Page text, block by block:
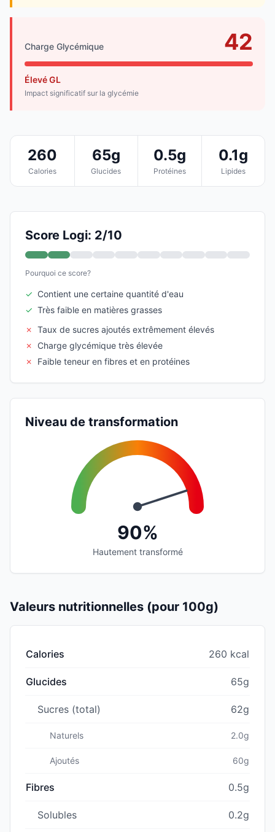
Charge Glycémique 42
Élevé GL
Impact significatif sur la glycémie
260
Calories
65g
Glucides
0.5g
Protéines
0.1g
Lipides
Score Logi: 2/10
Pourquoi ce score?
✓ Contient une certaine quantité d'eau
✓ Très faible en matières grasses
✗ Taux de sucres ajoutés extrêmement élevés
✗
Charge glycémique très élevée
✗
Faible teneur en fibres et en protéines
Niveau de transformation
90%
Hautement transformé
Valeurs nutritionnelles (pour 100g)
Calories 260 kcal
Glucides 65g
Sucres (total) 62g
Naturels 2.0g
Ajoutés 60g
Fibres 0.5g
Solubles 0.2g